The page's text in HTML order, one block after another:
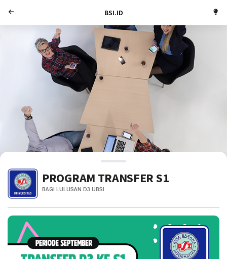
BSI.ID
PROGRAM TRANSFER S1
BAGI LULUSAN D3 UBSI